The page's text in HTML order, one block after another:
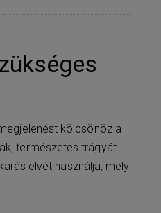
kölcsönöz a
természetes trágyát
elvét használja, mely